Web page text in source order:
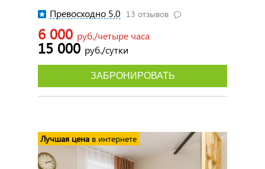
Превосходно 5.0 13 отзывов
6 000 руб./четыре часа
15 000 руб./сутки
ЗАБРОНИРОВАТЬ
Лучшая цена в интернете